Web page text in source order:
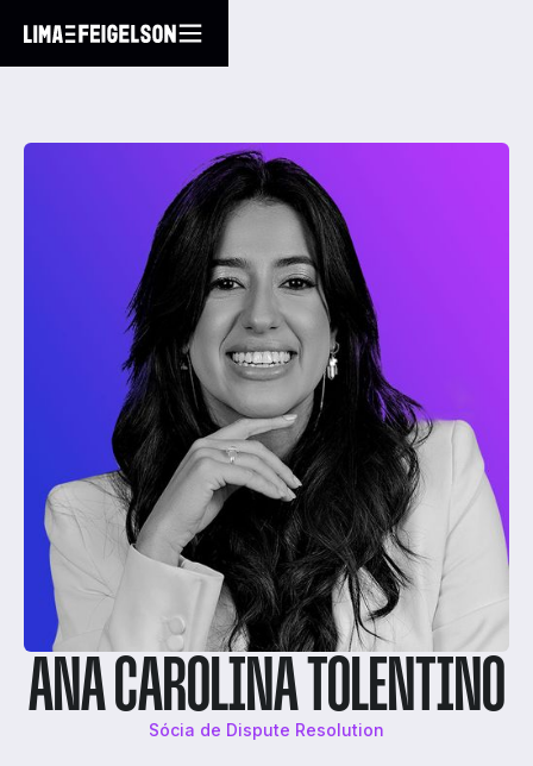
ANA CAROLINA TOLENTINO
Sócia de Dispute Resolution